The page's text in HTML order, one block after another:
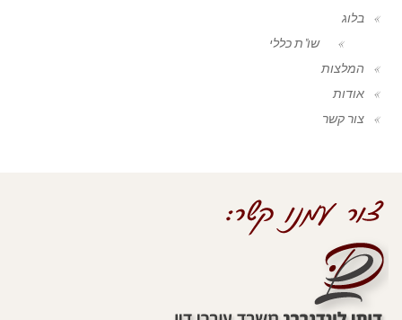
בלוג
שו"ת כללי
המלצות
אודות
צור קשר